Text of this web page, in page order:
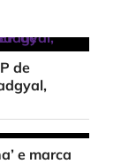
de
e marca